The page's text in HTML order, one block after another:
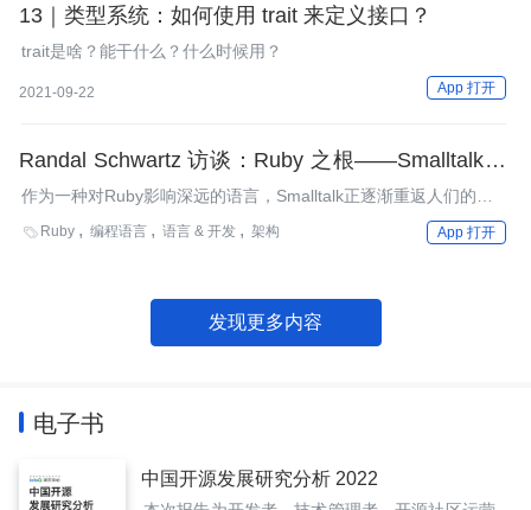
MacRuby、JRuby、IronRuby、VM优化、RubySpec等等。
13｜类型系统：如何使用 trait 来定义接口？
trait是啥？能干什么？什么时候用？
2021-09-22 App 打开
Randal Schwartz 访谈：Ruby 之根——Smalltalk 王
者归来
作为一种对Ruby影响深远的语言，Smalltalk正逐渐重返人们的视
线之中。本文总结了Smalltalk的发展现状，并就Smalltalk这一话题
 Ruby 编程语言 语言 & 开发 架构 App 打开
发现更多内容
电子书
中国开源发展研究分析 2022